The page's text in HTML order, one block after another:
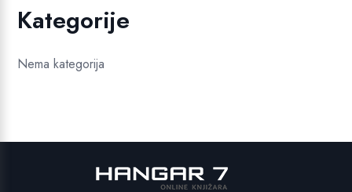
Kategorije
Nema kategorija